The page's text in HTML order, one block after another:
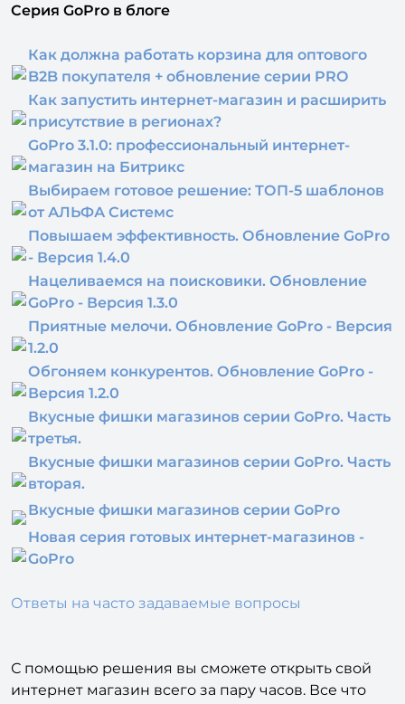
Серия GoPro в блоге
Как должна работать корзина для оптового
B2B покупателя + обновление серии PRO
Как запустить интернет-магазин и расширить
присутствие в регионах?
GoPro 3.1.0: профессиональный интернет-
магазин на Битрикс
Выбираем готовое решение: ТОП-5 шаблонов
от АЛЬФА Системс
Повышаем эффективность. Обновление GoPro
- Версия 1.4.0
Нацеливаемся на поисковики. Обновление
GoPro - Версия 1.3.0
Приятные мелочи. Обновление GoPro - Версия
1.2.0
Обгоняем конкурентов. Обновление GoPro -
Версия 1.2.0
Вкусные фишки магазинов серии GoPro. Часть
третья.
Вкусные фишки магазинов серии GoPro. Часть
вторая.
Вкусные фишки магазинов серии GoPro
Новая серия готовых интернет-магазинов -
GoPro
Ответы на часто задаваемые вопросы
С помощью решения вы сможете открыть свой
интернет магазин всего за пару часов. Все что